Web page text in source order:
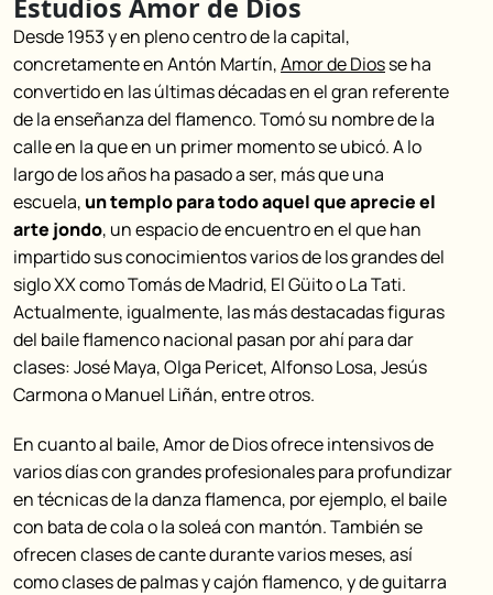
Estudios Amor de Dios
Desde 1953 y en pleno centro de la capital,
concretamente en Antón Martín,Amor de Diosse ha
convertido en las últimas décadas en el gran referente
de la enseñanza del flamenco. Tomó su nombre de la
calle en la que en un primer momento se ubicó. A lo
largo de los años ha pasado a ser, más que una
escuela, un templo para todo aquel que aprecie el
arte jondo, un espacio de encuentro en el que han
impartido sus conocimientos varios de los grandes del
siglo XX como Tomás de Madrid, El Güito o La Tati.
Actualmente, igualmente, las más destacadas figuras
del baile flamenco nacional pasan por ahí para dar
clases: José Maya, Olga Pericet, Alfonso Losa, Jesús
Carmona o Manuel Liñán, entre otros.
En cuanto al baile, Amor de Dios ofrece intensivos de
varios días con grandes profesionales para profundizar
en técnicas de la danza flamenca, por ejemplo, el baile
con bata de cola o la soleá con mantón. También se
ofrecen clases de cante durante varios meses, así
como clases de palmas y cajón flamenco, y de guitarra